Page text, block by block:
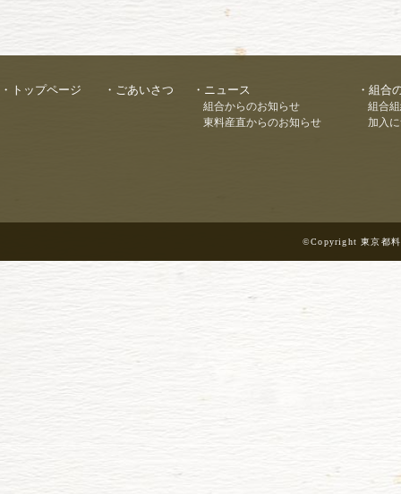
トップページ ごあいさつ ニュース
組合からのお知らせ
東料産直からのお知らせ
組合
組合
加入
©Copyright 東京都